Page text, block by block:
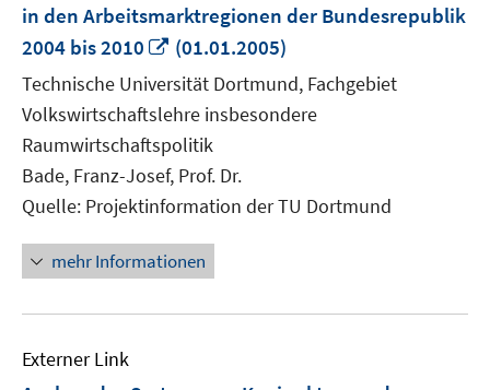
in den Arbeitsmarktregionen der Bundesrepublik
2004 bis 2010
In
neuem
Fenster
öffnen
(01.01.2005)
Technische Universität Dortmund, Fachgebiet
Volkswirtschaftslehre insbesondere
Raumwirtschaftspolitik
Bade, Franz-Josef, Prof. Dr.
Quelle: Projektinformation der TU Dortmund
mehr Informationen
Externer Link